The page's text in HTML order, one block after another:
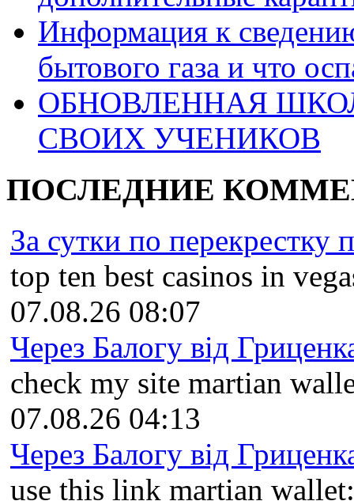
Информация к
бытового газа и что
ОБНОВЛЕННАЯ
СВОИХ УЧЕНИКОВ
ПОСЛЕДНИЕ
За сутки по перекрестку
top ten best casinos in
07.08.26 08:07
Через Балогу від
check my site martian
07.08.26 04:13
Через Балогу від
use this link martian